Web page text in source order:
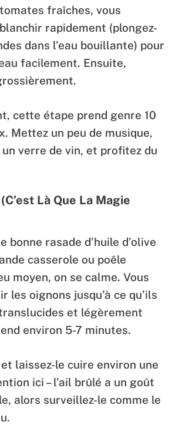
fraîches, vous
rapidement (plongez-
dans l’eau bouillante) pour
facilement. Ensuite,
cette étape prend genre 10
Mettez un peu de musique,
verre de vin, et profitez du
Là Que La Magie
bonne rasade d’huile d’olive
casserole ou poêle
moyen, on se calme. Vous
les oignons jusqu’à ce qu’ils
et légèrement
environ 5-7 minutes.
laissez-le cuire environ une
ici – l’ail brûlé a un goût
alors surveillez-le comme le